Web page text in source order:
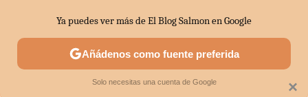
SECTORES ECONOMÍA DOMÉSTICA MERCADOS
×
Ya puedes ver más de El Blog Salmon en Google
Añádenos como fuente preferida
Solo necesitas una cuenta de Google